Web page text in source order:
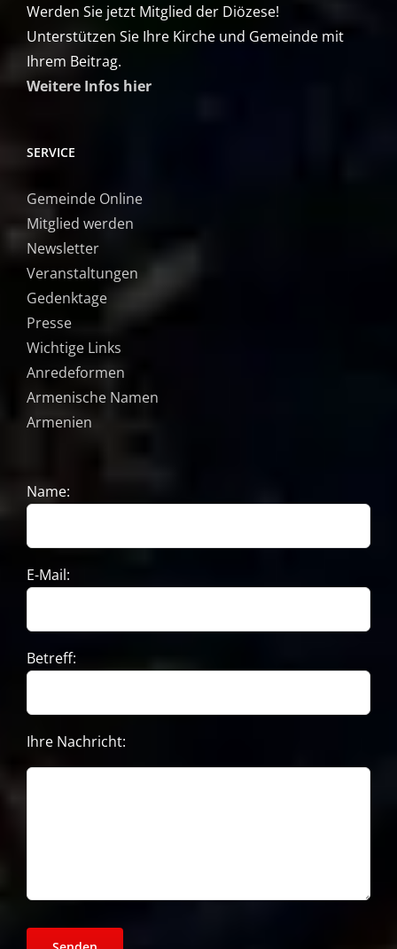
Werden Sie jetzt Mitglied der Diözese!
Unterstützen Sie Ihre Kirche und Gemeinde mit
Ihrem Beitrag.
Weitere Infos hier
SERVICE
Gemeinde Online
Mitglied werden
Newsletter
Veranstaltungen
Gedenktage
Presse
Wichtige Links
Anredeformen
Armenische Namen
Armenien
Name:
E-Mail:
Betreff:
Ihre Nachricht: